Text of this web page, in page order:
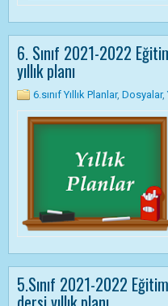
6. Sınıf 2021-2022
yıllık planı
6.sınıf Yıllık Planlar, Dosyalar,
5.Sınıf 2021-2022